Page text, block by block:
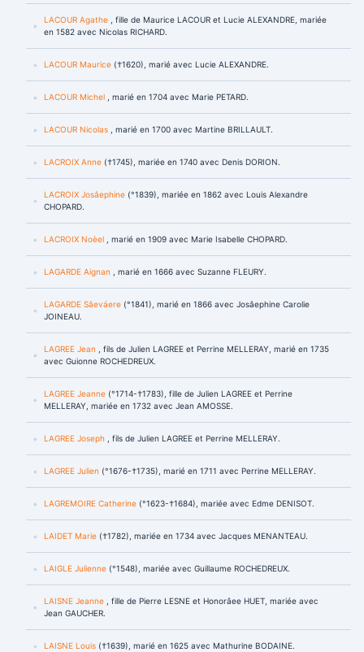
LACOUR Agathe , fille de Maurice LACOUR et Lucie ALEXANDRE, mariée
en 1582 avec Nicolas RICHARD.
LACOUR Maurice (†1620), marié avec Lucie ALEXANDRE.
LACOUR Michel , marié en 1704 avec Marie PETARD.
LACOUR Nicolas , marié en 1700 avec Martine BRILLAULT.
LACROIX Anne (†1745), mariée en 1740 avec Denis DORION.
LACROIX Josâephine (°1839), mariée en 1862 avec Louis Alexandre
CHOPARD.
LACROIX Noèel , marié en 1909 avec Marie Isabelle CHOPARD.
LAGARDE Aignan , marié en 1666 avec Suzanne FLEURY.
LAGARDE Sâeváere (°1841), marié en 1866 avec Josâephine Carolie
JOINEAU.
LAGREE Jean , fils de Julien LAGREE et Perrine MELLERAY, marié en 1735
avec Guionne ROCHEDREUX.
LAGREE Jeanne (°1714-†1783), fille de Julien LAGREE et Perrine
MELLERAY, mariée en 1732 avec Jean AMOSSE.
LAGREE Joseph , fils de Julien LAGREE et Perrine MELLERAY.
LAGREE Julien (°1676-†1735), marié en 1711 avec Perrine MELLERAY.
LAGREMOIRE Catherine (°1623-†1684), mariée avec Edme DENISOT.
LAIDET Marie (†1782), mariée en 1734 avec Jacques MENANTEAU.
LAIGLE Julienne (°1548), mariée avec Guillaume ROCHEDREUX.
LAISNE Jeanne , fille de Pierre LESNE et Honorâee HUET, mariée avec
Jean GAUCHER.
LAISNE Louis (†1639), marié en 1625 avec Mathurine BODAINE.